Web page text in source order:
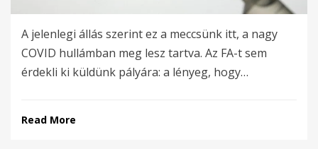
A jelenlegi állás szerint ez a meccsünk itt, a nagy
COVID hullámban meg lesz tartva. Az FA-t sem
érdekli ki küldünk pályára: a lényeg, hogy…
Read More